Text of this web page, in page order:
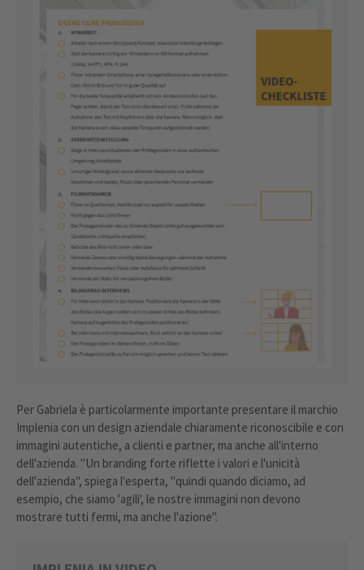
Per Gabriela è particolarmente importante presentare il marchio
Implenia con un design aziendale chiaramente riconoscibile e con
immagini autentiche, a clienti e partner, ma anche all'interno
dell'azienda. "Un branding forte riflette i valori e l'unicità
dell'azienda", spiega l'esperta, "quindi quando diciamo, ad
esempio, che siamo 'agili', le nostre immagini non devono
mostrare tutti fermi, ma anche l'azione".